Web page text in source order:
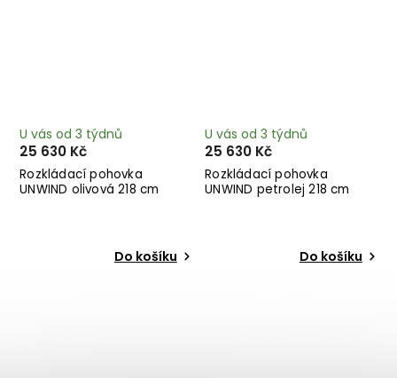
Rozkládací pohovka
UNWIND olivová 218 cm
U vás od 3 týdnů
25 630 Kč
Do košíku
Rozkládací pohovka
UNWIND petrolej 218 cm
U vás od 3 týdnů
25 630 Kč
Do košíku